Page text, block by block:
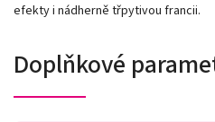
efekty i nádherně třpytivou francii.
Doplňkové